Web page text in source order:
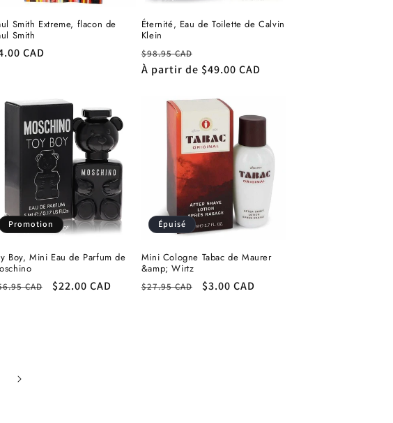
Smith Extreme, flacon de
Smith
CAD
Éternité, Eau de Toilette de Calvin
Klein
Prix
habituel
$98.95 CAD
promotionnel
À partir de $49.00 CAD
Promotion
Boy, Mini Eau de Parfum de
CAD
Prix
$22.00 CAD
Épuisé
Mini Cologne Tabac de Maurer
&amp; Wirtz
Prix
$27.95 CAD
Prix
$3.00 CAD